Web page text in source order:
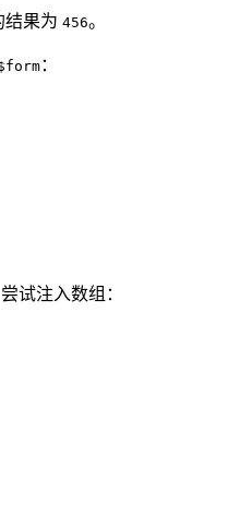
结果为 456。
：
试注入数组：